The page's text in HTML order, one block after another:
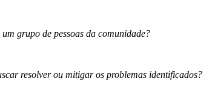
grupo de pessoas da comunidade?
resolver ou mitigar os problemas identificados?